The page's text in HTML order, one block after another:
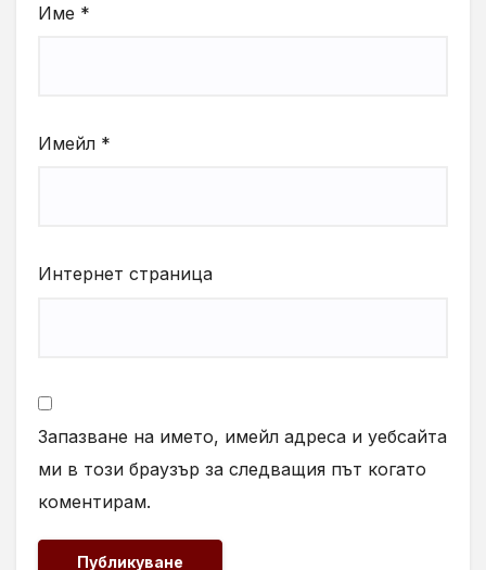
Име *
Имейл *
Интернет страница
Запазване на името, имейл адреса и уебсайта
ми в този браузър за следващия път когато
коментирам.